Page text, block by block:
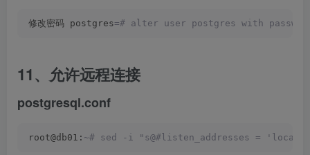
修改密码 postgres=# alter user postgres with
11、允许远程连接
postgresql.conf
root@db01: ~# sed -i "s@#listen_addresses =